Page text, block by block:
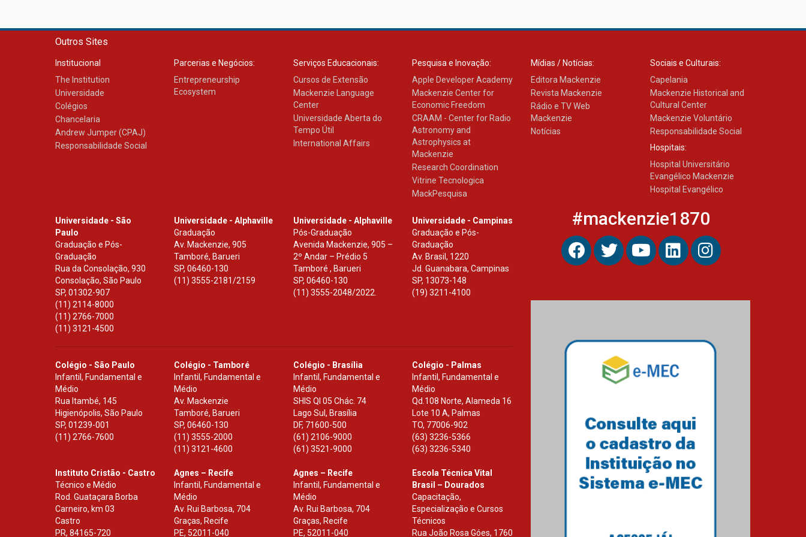
Outros Sites
Institucional
The Institution
Universidade
Colégios
Chancelaria
Andrew Jumper (CPAJ)
Responsabilidade Social
Parcerias e Negócios:
Entrepreneurship
Ecosystem
Serviços Educacionais:
Cursos de Extensão
Mackenzie Language
Center
Universidade Aberta do
Tempo Útil
International Affairs
Pesquisa e Inovação:
Apple Developer Academy
Mackenzie Center for
Economic Freedom
CRAAM - Center for Radio
Astronomy and
Astrophysics at
Mackenzie
Research Coordination
Vitrine Tecnologica
MackPesquisa
Mídias / Notícias:
Editora Mackenzie
Revista Mackenzie
Rádio e TV Web
Mackenzie
Notícias
Sociais e Culturais:
Capelania
Mackenzie Historical and
Cultural Center
Mackenzie Voluntário
Responsabilidade Social
Hospitais:
Hospital Universitário
Evangélico Mackenzie
Hospital Evangélico
Universidade - São
Paulo
Graduação e Pós-
Graduação
Rua da Consolação, 930
Consolação, São Paulo
SP, 01302-907
(11) 2114-8000
(11) 2766-7000
(11) 3121-4500
Universidade - Alphaville
Graduação
Av. Mackenzie, 905
Tamboré, Barueri
SP,06460-130
(11) 3555-2181/2159
Universidade - Alphaville
Pós-Graduação
Avenida Mackenzie, 905 –
2º Andar – Prédio 5
Tamboré , Barueri
SP, 06460-130
(11) 3555-2048/2022.
Universidade - Campinas
Graduação e Pós-
Graduação
Av. Brasil, 1220
Jd. Guanabara, Campinas
SP, 13073-148
(19) 3211-4100
Colégio - São Paulo
Infantil, Fundamental e
Médio
Rua Itambé, 145
Higienópolis, São Paulo
SP, 01239-001
(11) 2766-7600
Colégio - Tamboré
Infantil, Fundamental e
Médio
Av. Mackenzie
Tamboré, Barueri
SP,06460-130
(11) 3555-2000
(11) 3121-4600
Colégio - Brasília
Infantil, Fundamental e
Médio
SHIS Ql 05 Chác. 74
Lago Sul, Brasília
DF, 71600-500
(61) 2106-9000
(61) 3521-9000
Colégio - Palmas
Infantil, Fundamental e
Médio
Qd.108 Norte, Alameda 16
Lote 10 A, Palmas
TO, 77006-902
(63) 3236-5366
(63) 3236-5340
Instituto Cristão - Castro
Técnico e Médio
Rod. Guataçara Borba
Carneiro, km 03
Castro
PR, 84165-720
Agnes – Recife
Infantil, Fundamental e
Médio
Av. Rui Barbosa, 704
Graças, Recife
PE, 52011-040
Agnes – Recife
Infantil, Fundamental e
Médio
Av. Rui Barbosa, 704
Graças, Recife
PE, 52011-040
Escola Técnica Vital
Brasil – Dourados
Capacitação,
Especialização e Cursos
Técnicos
Rua João Rosa Góes, 1760
#mackenzie1870